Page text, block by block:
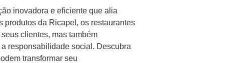
inovadora e eficiente que alia
produtos da Ricapel, os restaurantes
clientes, mas também
responsabilidade social. Descubra
transformar seu